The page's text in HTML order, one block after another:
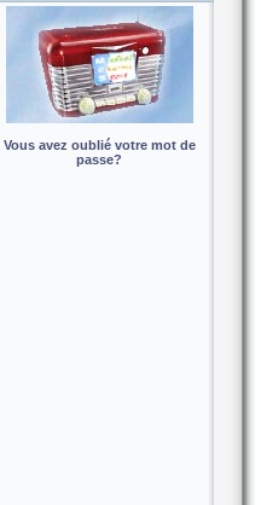
Vous avez oublié votre mot de
passe?